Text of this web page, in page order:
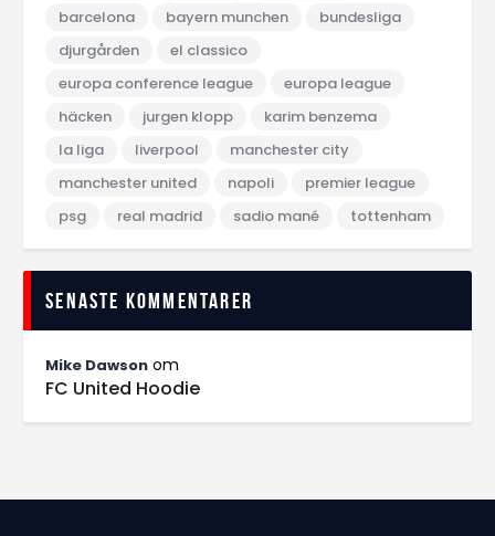
barcelona
bayern munchen
bundesliga
djurgården
el classico
europa conference league
europa league
häcken
jurgen klopp
karim benzema
la liga
liverpool
manchester city
manchester united
napoli
premier league
psg
real madrid sadio mané tottenham
Senaste kommentarer
Mike Dawson om
FC United Hoodie